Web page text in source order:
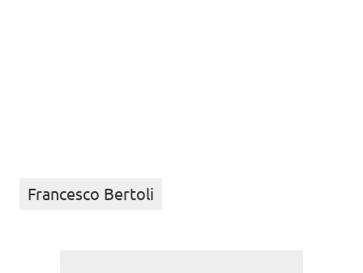
Francesco Bertoli